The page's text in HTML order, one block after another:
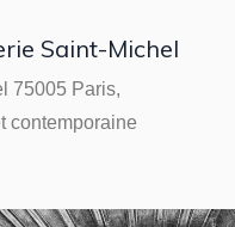
Saint-Michel
75005 Paris,
contemporaine